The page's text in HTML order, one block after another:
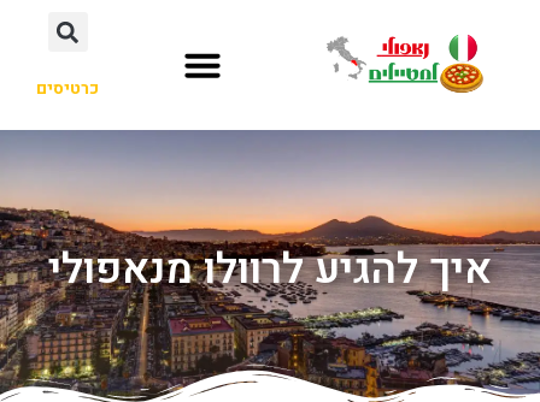
כרטיסים
איך להגיע לרוולו מנאפולי